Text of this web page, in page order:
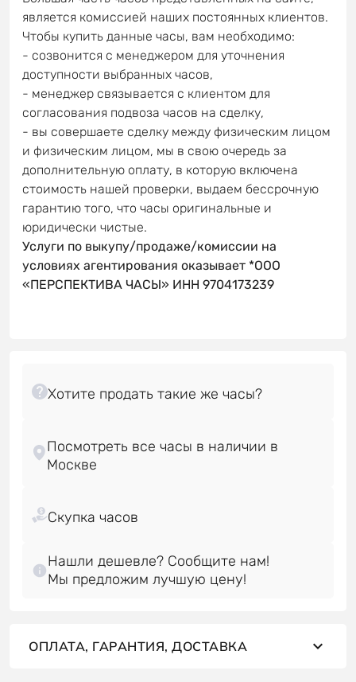
является комиссией наших постоянных клиентов.
Чтобы купить данные часы, вам необходимо:
- созвонится с менеджером для уточнения
доступности выбранных часов,
- менеджер связывается с клиентом для
согласования подвоза часов на сделку,
- вы совершаете сделку между физическим лицом
и физическим лицом, мы в свою очередь за
дополнительную оплату, в которую включена
стоимость нашей проверки, выдаем бессрочную
гарантию того, что часы оригинальные и
юридически чистые.
Услуги по выкупу/продаже/комиссии на
условиях агентирования оказывает *ООО
«ПЕРСПЕКТИВА ЧАСЫ» ИНН 9704173239
Посмотреть все часы в наличии в
Нашли дешевле? Сообщите нам!
Мы предложим лучшую цену!
ОПЛАТА, ГАРАНТИЯ, ДОСТАВКА